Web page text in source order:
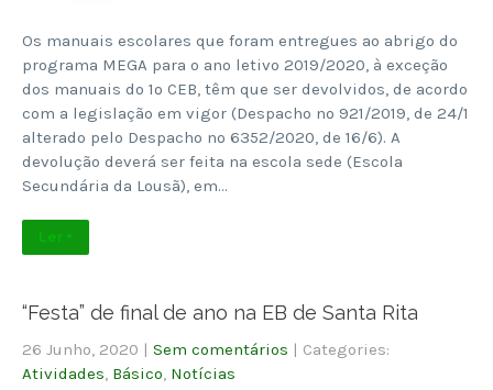
Os manuais escolares que foram entregues ao abrigo do
programa MEGA para o ano letivo 2019/2020, à exceção
dos manuais do 1º CEB, têm que ser devolvidos, de acordo
com a legislação em vigor (Despacho nº 921/2019, de 24/1
alterado pelo Despacho nº 6352/2020, de 16/6). A
devolução deverá ser feita na escola sede (Escola
Secundária da Lousã), em…
Ler +
“Festa” de final de ano na EB de Santa Rita
26 Junho, 2020 | Sem comentários | Categories:
Atividades Básico Notícias